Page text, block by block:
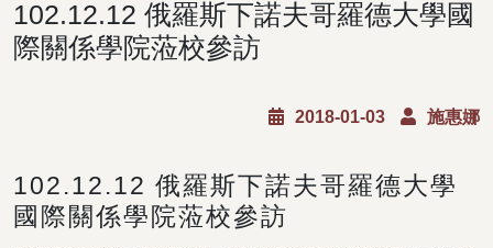
102.12.12 俄羅斯下諾夫哥羅德大學國
際關係學院蒞校參訪
2018-01-03 施惠娜
102.12.12 俄羅斯下諾夫哥羅德大學
國際關係學院蒞校參訪